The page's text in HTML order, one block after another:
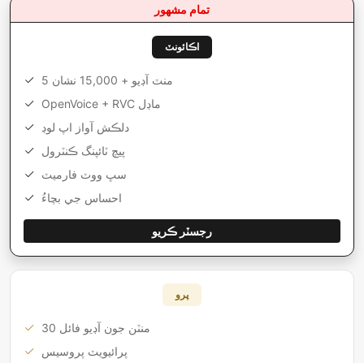
تمام مشهور
اڪائونٽ
5 منٽ آڊيو + 15,000 نشان
OpenVoice + RVC ماڊل
دلڪش آواز اپ لوڊ
پيچ ٽائپنگ ڪنٽرول
سڀ ووٽ فارميٽ
احساس جي بچاءُ
رجسٽر ڪريو
پرو
30 منٽن جون آڊيو فائل
پرائيويٽ پروسيس